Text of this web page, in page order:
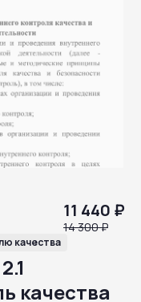
качества
качества
11 440 ₽
14 300 ₽